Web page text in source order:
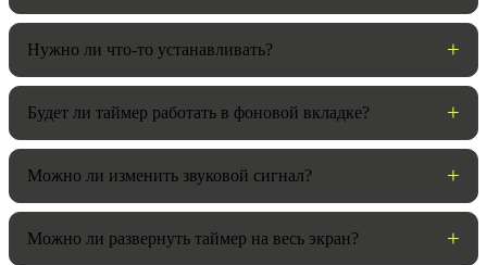
Громкость:
Нужно ли что-то устанавливать?
Будет ли таймер работать в фоновой вкладке?
Можно ли изменить звуковой сигнал?
Можно ли развернуть таймер на весь экран?